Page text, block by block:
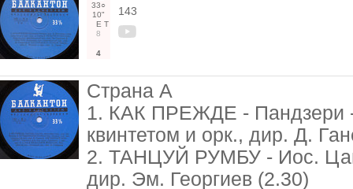
33○
10"
Е Т
8
4
143
Страна А
1. КАК ПРЕЖДЕ - Пандзери
квинтетом и орк., дир. Д.
2. ТАНЦУЙ РУМБУ - Иос.
дир. Эм. Георгиев (2.30)